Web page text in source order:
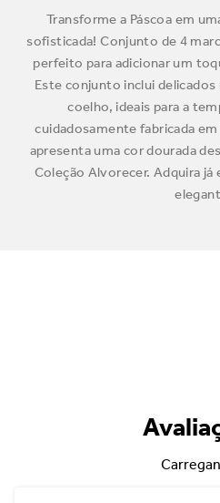
Transforme a Páscoa em
sofisticada! Conjunto de 4
perfeito para adicionar um
Este conjunto inclui
coelho, ideais para a
cuidadosamente fabricada
apresenta uma cor dourada
Coleção Alvorecer. Adquira